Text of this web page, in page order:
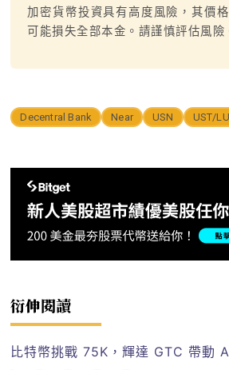
加密貨幣投資具有高度風險，其價
可能損失全部本金。請謹慎評估風險
Decentral Bank Near USN UST/
衍伸閱讀
比特幣挑戰 75K，輝達 GTC 帶動